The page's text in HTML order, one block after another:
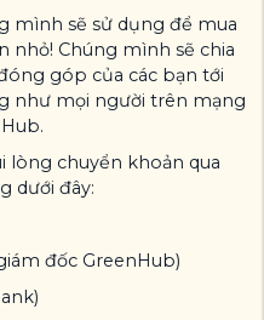
mình sẽ sử dụng để mua
nhỏ! Chúng mình sẽ chia
góp của các bạn tới
như mọi người trên mạng
lòng chuyển khoản qua
dưới đây:
đốc GreenHub)